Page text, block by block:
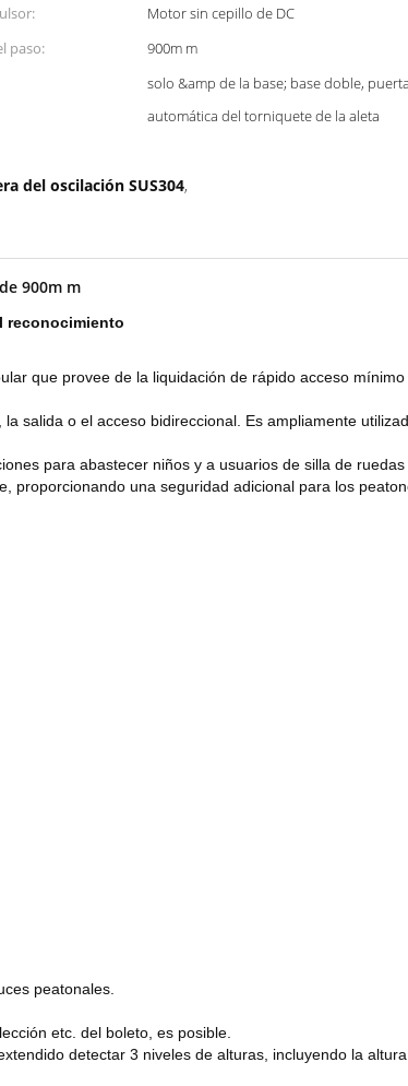
Motor sin cepillo de DC
paso:
900m m
solo &amp de la base; base doble,
automática del torniquete de la aleta
del oscilación SUS304,
900m m
reconocimiento
que provee de la liquidación de rápido acceso
salida o el acceso bidireccional. Es ampliamente
para abastecer niños y a usuarios de silla de ruedas
proporcionando una seguridad adicional para los
peatonales.
etc. del boleto, es posible.
detectar 3 niveles de alturas, incluyendo la